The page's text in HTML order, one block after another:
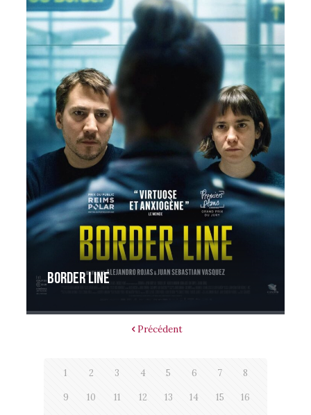
Border Line
Précédent
1 2 3 4 5 6 7 8
9 10 11 12 13 14 15 16